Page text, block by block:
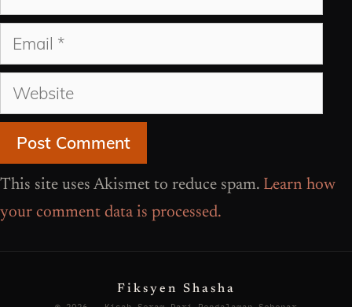
Email
Website
This site uses Akismet to reduce spam. Learn how
your comment data is processed.
Fiksyen Shasha